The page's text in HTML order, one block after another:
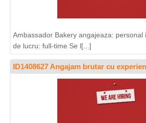
Ambassador Bakery angajeaza: personal
de lucru: full-time Se l[...]
ID1408627 Angajam brutar cu